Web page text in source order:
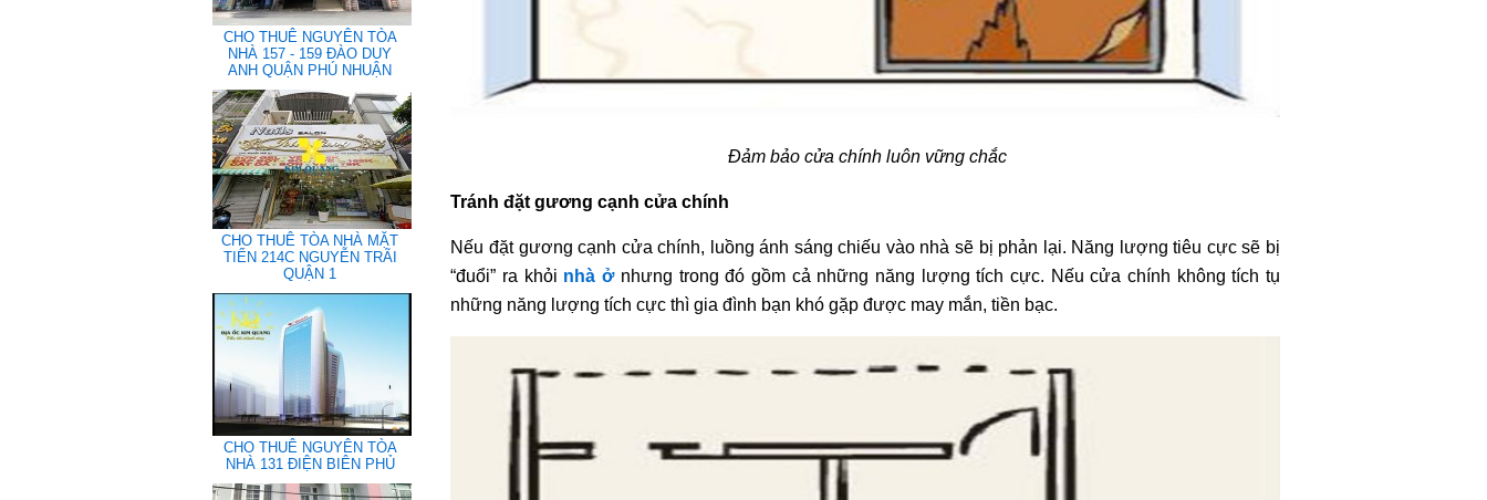
Đảm bảo cửa chính luôn vững chắc
Tránh đặt gương cạnh cửa chính
Nếu đặt gương cạnh cửa chính, luồng ánh sáng chiếu vào nhà sẽ bị phản lại. Năng lượng tiêu cực sẽ bị
“đuổi” ra khỏi nhà ởnhưng trong đó gồm cả những năng lượng tích cực. Nếu cửa chính không tích tụ
những năng lượng tích cực thì gia đình bạn khó gặp được may mắn, tiền bạc.
CHO THUÊ NGUYÊN TÒA
NHÀ 157 - 159 ĐÀO DUY
ANH QUẬN PHÚ NHUẬN
CHO THUÊ TÒA NHÀ MẶT
TIỂN 214C NGUYỄN TRÃI
QUẬN 1
CHO THUÊ NGUYÊN TÒA
NHÀ 131 ĐIỆN BIÊN PHỦ